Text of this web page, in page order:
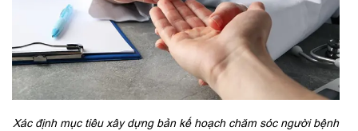
Xác định mục tiêu xây dựng bản kế hoạch chăm sóc người bệnh